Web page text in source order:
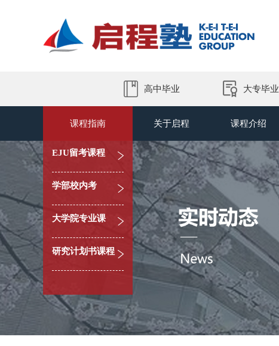
高中毕业 大专毕业
课程指南
EJU留考课程
学部校内考
大学院专业课
研究计划书课程
关于启程 课程介绍